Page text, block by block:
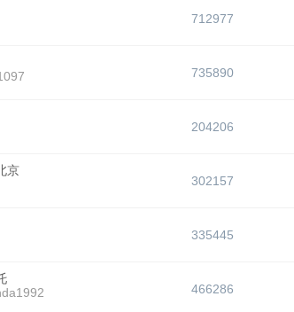
712977
735890
204206
京
302157
335445
466286